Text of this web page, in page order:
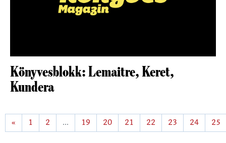
Könyvesblokk: Lemaitre, Keret,
Kundera
« 1 2 ... 19 20 21 22 23 24 25